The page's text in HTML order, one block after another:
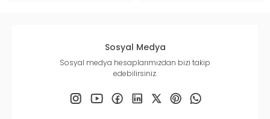
Sosyal Medya
Sosyal medya hesaplarımızdan bizi takip
edebilirsiniz.